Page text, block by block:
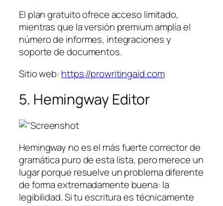
El plan gratuito ofrece acceso limitado,
mientras que la versión premium amplía el
número de informes, integraciones y
soporte de documentos.
Sitio web: https://prowritingaid.com
5. Hemingway Editor
Hemingway no es el más fuerte corrector de
gramática puro de esta lista, pero merece un
lugar porque resuelve un problema diferente
de forma extremadamente buena: la
legibilidad. Si tu escritura es técnicamente